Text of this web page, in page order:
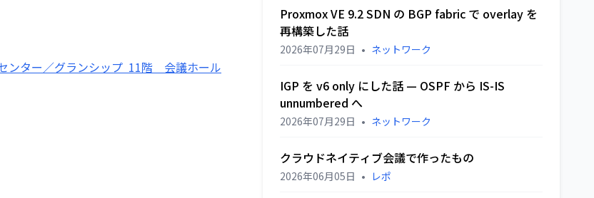
ンター／グランシップ 11階 会議ホール
Proxmox VE 9.2 SDN の BGP fabric で overlay を
再構築した話
2026年07月29日 • ネットワーク
IGP を v6 only にした話 — OSPF から IS-IS
unnumbered へ
2026年07月29日 • ネットワーク
クラウドネイティブ会議で作ったもの
2026年06月05日 • レポ